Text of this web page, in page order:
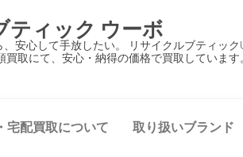
ティック ウーボ
安心して手放したい。 リサイクルブティッ
買取にて、安心・納得の価格で買取していま
宅配買取について 取り扱いブランド